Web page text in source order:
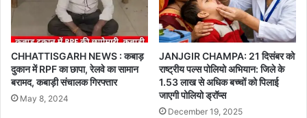
CHHATTISGARH NEWS : कबाड़
दुकान में RPF का छापा, रेलवे का सामान
बरामद, कबाड़ी संचालक गिरफ्तार
May 8, 2024
JANJGIR CHAMPA: 21 दिसंबर को
राष्ट्रीय पल्स पोलियो अभियान: जिले के
1.53 लाख से अधिक बच्चों को पिलाई
जाएगी पोलियो ड्रॉप्स
December 19, 2025